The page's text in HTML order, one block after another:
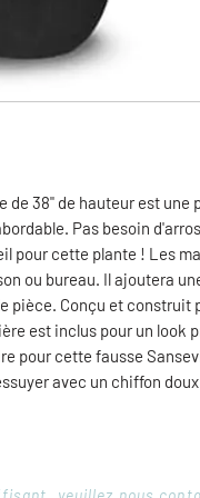
38" de hauteur est une
Pas besoin
pour cette plante ! Les
ou bureau. Il ajoutera
pièce. Conçu et construit
est inclus pour un look
pour cette fausse
avec un chiffon